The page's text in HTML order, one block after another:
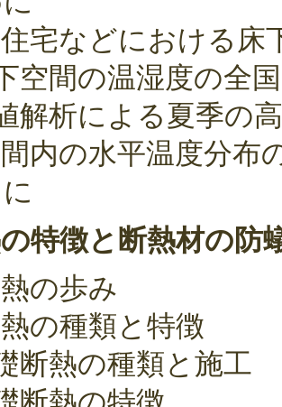
宅などにおける床
間の温湿度の全
析による夏季の
内の水平温度分布
特徴と断熱材の防
の歩み
の種類と特徴
断熱の種類と施工